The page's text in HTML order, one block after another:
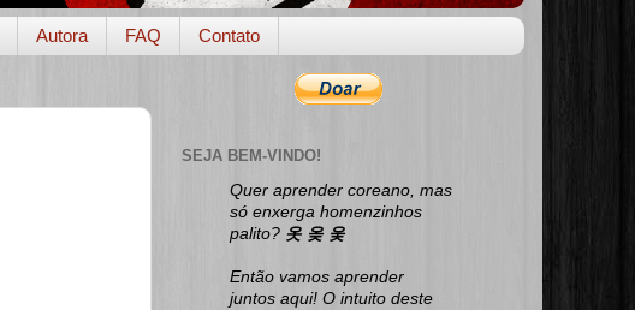
Autora FAQ Contato
SEJA BEM-VINDO!
Quer aprender coreano, mas
só enxerga homenzinhos
palito? 옷 옺 웆
Então vamos aprender
juntos aqui! O intuito deste